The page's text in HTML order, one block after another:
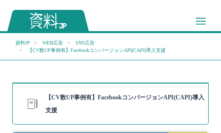
資料JP WEB広告
SNS広告
【CV数UP事例有】FacebookコンバージョンAPI(CAPI)導入支援
【CV数UP事例有】FacebookコンバージョンAPI(CAPI)導入
支援